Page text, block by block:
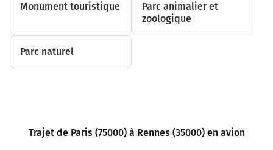
Monument touristique
Parc animalier et
zoologique
Parc naturel
Trajet de Paris (75000) à Rennes (35000) en avion